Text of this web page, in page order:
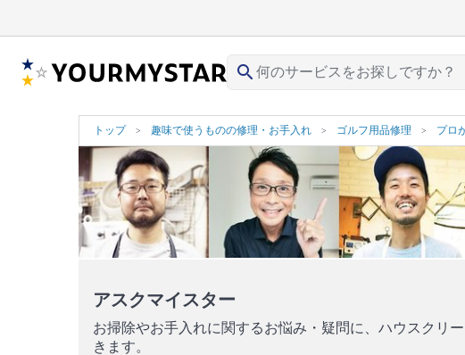
search
トップ 趣味で使うものの修理・お手入れ ゴルフ用品修理 プロ
アスクマイスター
お掃除やお手入れに関するお悩み・疑問に、ハウスクリ
きます。